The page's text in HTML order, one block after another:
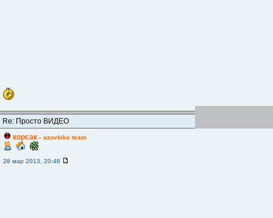
Re: Просто ВИДЕО
корсак - azovbike team
28 мар 2013, 20:48